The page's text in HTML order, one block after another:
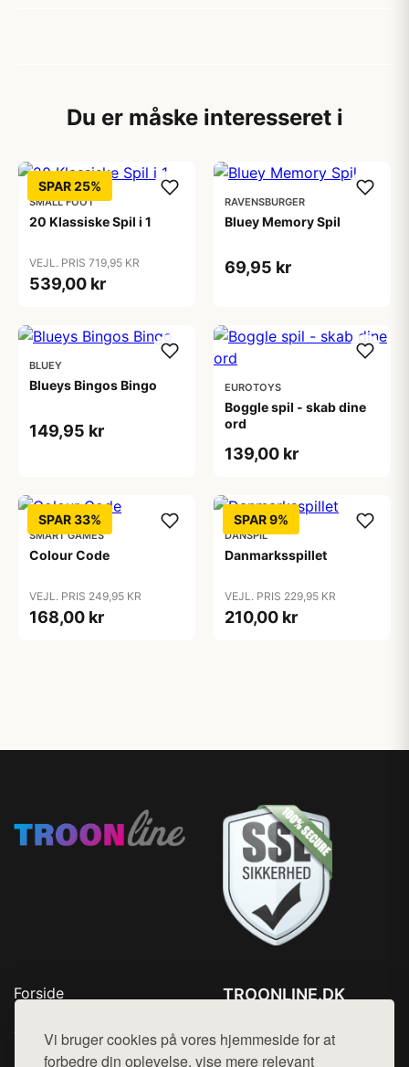
Vi bruger cookies på vores hjemmeside for at
forbedre din oplevelse, vise mere relevant
Du er måske interesseret i
SPAR 25%
SMALL FOOT
20 Klassiske Spil i 1
VEJL. PRIS 719,95 KR
539,00 kr
RAVENSBURGER
Bluey Memory Spil
69,95 kr
BLUEY
Blueys Bingos Bingo
149,95 kr
EUROTOYS
Boggle spil - skab dine
ord
139,00 kr
SPAR 33%
SMART GAMES
Colour Code
VEJL. PRIS 249,95 KR
168,00 kr
SPAR 9%
DANSPIL
Danmarksspillet
VEJL. PRIS 229,95 KR
210,00 kr
Forside
Top Rabatter
Blog
TROONLINE.DK
Mail: hej@want.dk